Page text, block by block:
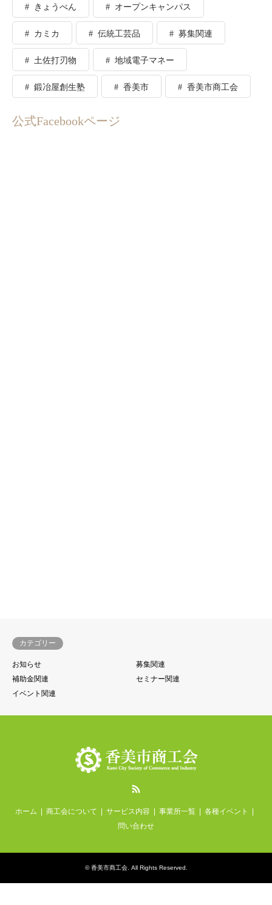
きょうべん オープンキャンパス
カミカ 伝統工芸品 募集関連
土佐打刃物 地域電子マネー
鍛冶屋創生塾 香美市 香美市商工会
公式Facebookページ
カテゴリー
お知らせ
募集関連
補助金関連
セミナー関連
イベント関連
ホーム 商工会について サービス内容 事業所一覧
各種イベント
問い合わせ
©香美市商工会. All Rights Reserved.